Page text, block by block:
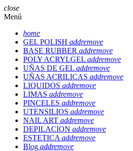
close
Menú
home
GEL POLISH addremove
BASE RUBBER addremove
POLY ACRYLGEL addremove
UÑAS DE GEL addremove
UÑAS ACRILICAS addremove
LIQUIDOS addremove
LIMAS addremove
PINCELES addremove
UTENSILIOS addremove
NAIL ART addremove
DEPILACION addremove
ESTETICA addremove
Blog addremove